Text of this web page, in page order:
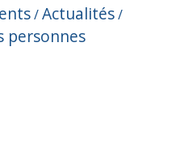
/Actualités/
personnes